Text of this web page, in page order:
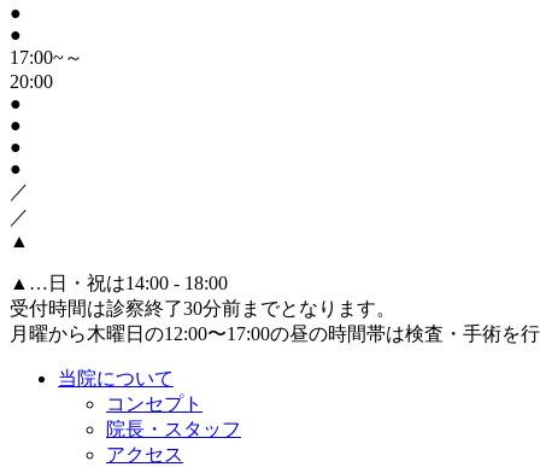
●
●
17:00~～
20:00
●
●
●
●
／
／
▲
▲ …日・祝は14:00 - 18:00
受付時間は診察終了30分前までとなります。
月曜から木曜日の12:00〜17:00の昼の時間帯は検査・手術を
当院について
コンセプト
院長・スタッフ
アクセス